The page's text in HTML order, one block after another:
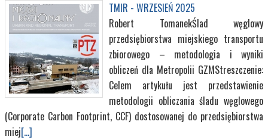
TMIR - WRZESIEŃ 2025
Robert TomanekŚlad węglowy
przedsiębiorstwa miejskiego transportu
zbiorowego – metodologia i wyniki
obliczeń dla Metropolii GZMStreszczenie:
Celem artykułu jest przedstawienie
metodologii obliczania śladu węglowego
(Corporate Carbon Footprint, CCF) dostosowanej do przedsiębiorstwa
miej[...]